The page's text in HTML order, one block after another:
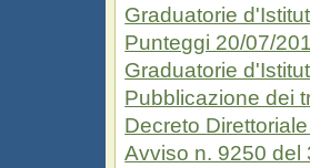
Graduatorie
Punteggi 20/07/
Graduatorie
Pubblicazione dei
Decreto
Avviso n. 9250 del